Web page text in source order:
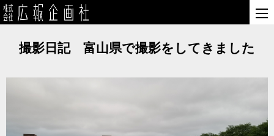
撮影日記 富山県で撮影をしてきました